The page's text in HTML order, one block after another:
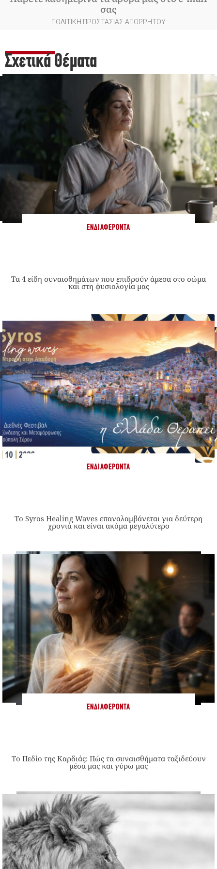
σας
ΠΟΛΙΤΙΚΗ ΠΡΟΣΤΑΣΙΑΣ ΑΠΟΡΡΗΤΟΥ
Σχετικά Θέματα
ΕΝΔΙΑΦΈΡΟΝΤΑ
Τα 4 είδη συναισθημάτων που επιδρούν άμεσα στο σώμα
και στη φυσιολογία μας
ΕΝΔΙΑΦΈΡΟΝΤΑ
Το Syros Healing Waves επαναλαμβάνεται για δεύτερη
χρονιά και είναι ακόμα μεγαλύτερο
ΕΝΔΙΑΦΈΡΟΝΤΑ
Το Πεδίο της Καρδιάς: Πώς τα συναισθήματα ταξιδεύουν
μέσα μας και γύρω μας